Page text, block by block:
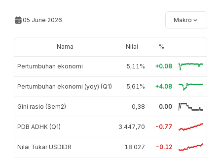
05 June 2026 Makro
Nama Nilai %
Pertumbuhan ekonomi 5,11% +0.08
Pertumbuhan ekonomi (yoy) (Q1) 5,61% +4.08
Gini rasio (Sem2) 0,38 0.00
PDB ADHK (Q1) 3.447,70 -0.77
Nilai Tukar USDIDR 18.027 -0.12